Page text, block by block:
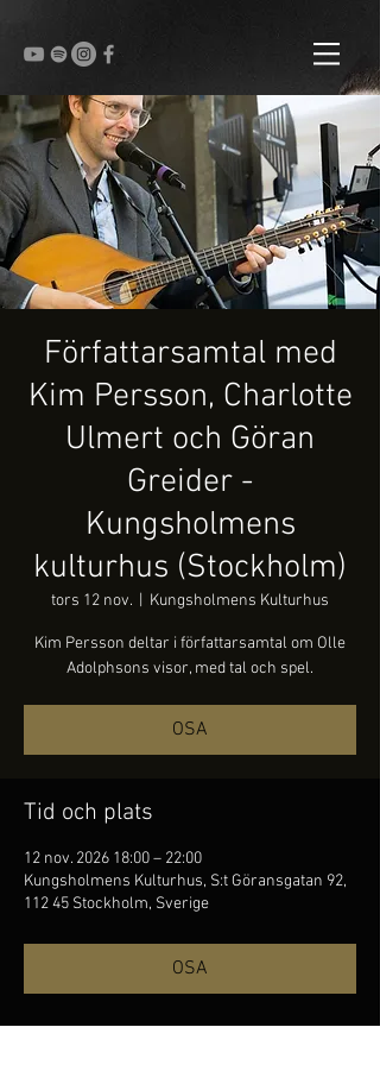
Författarsamtal med
Kim Persson, Charlotte
Ulmert och Göran
Greider -
Kungsholmens
kulturhus (Stockholm)
tors 12 nov. Kungsholmens Kulturhus
Kim Persson deltar i författarsamtal om Olle
Adolphsons visor, med tal och spel.
OSA
Tid och plats
12 nov. 2026 18:00 – 22:00
Kungsholmens Kulturhus, S:t Göransgatan 92,
112 45 Stockholm, Sverige
OSA